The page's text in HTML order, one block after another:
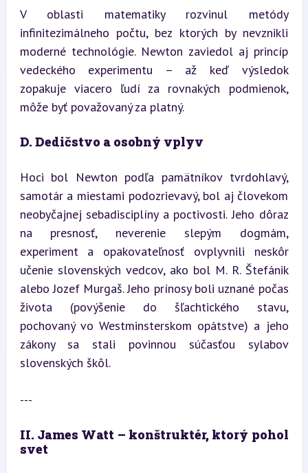
V oblasti matematiky rozvinul metódy
infinitezimálneho počtu, bez ktorých by nevznikli
moderné technológie. Newton zaviedol aj princíp
vedeckého experimentu – až keď výsledok
zopakuje viacero ľudí za rovnakých podmienok,
môže byť považovaný za platný.
D. Dedičstvo a osobný vplyv
Hoci bol Newton podľa pamätníkov tvrdohlavý,
samotár a miestami podozrievavý, bol aj človekom
neobyčajnej sebadisciplíny a poctivosti. Jeho dôraz
na presnosť, neverenie slepým dogmám,
experiment a opakovateľnosť ovplyvnili neskôr
učenie slovenských vedcov, ako bol M. R. Štefánik
alebo Jozef Murgaš. Jeho prínosy boli uznané počas
života (povýšenie do šľachtického stavu,
pochovaný vo Westminsterskom opátstve) a jeho
zákony sa stali povinnou súčasťou sylabov
slovenských škôl.
---
II. James Watt – konštruktér, ktorý pohol
svet